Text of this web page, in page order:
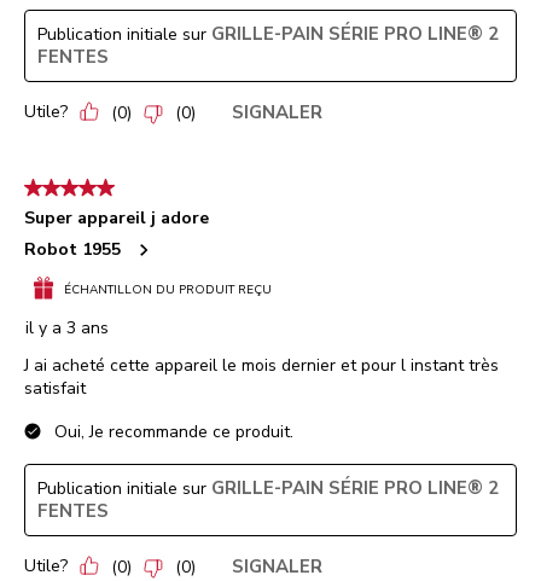
Publication initiale sur GRILLE-PAIN SÉRIE PRO LINE® 2
FENTES
Utile? (0) (0) SIGNALER
5 étoile(s) sur 5.
Super appareil j adore
Robot 1955
ÉCHANTILLON DU PRODUIT REÇU
il y a 3 ans
J ai acheté cette appareil le mois dernier et pour l instant très
satisfait
Oui, Je recommande ce produit.
Publication initiale sur GRILLE-PAIN SÉRIE PRO LINE® 2
FENTES
Utile? (0) (0) SIGNALER